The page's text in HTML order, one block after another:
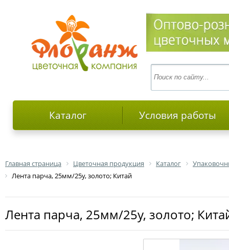
Каталог Условия работы
Главная страница Цветочная продукция Каталог
Лента парча, 25мм/25у, золото; Китай
Лента парча, 25мм/25у, золото;